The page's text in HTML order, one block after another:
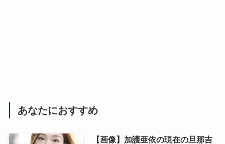
あなたにおすすめ
【画像】加護亜依の現在の旦那吉